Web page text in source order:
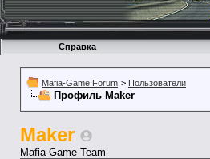
Справка
Mafia-Game Forum > Пользователи
Профиль Maker
Maker
Mafia-Game Team